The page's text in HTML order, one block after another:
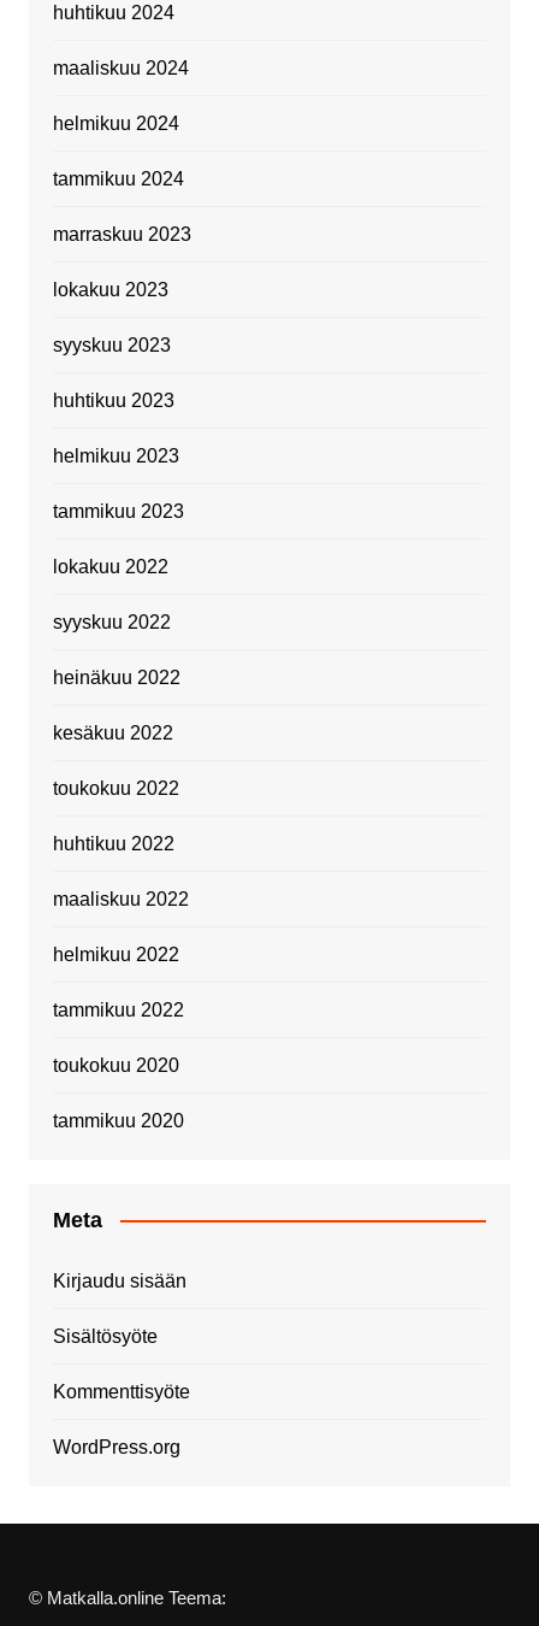
huhtikuu 2024
maaliskuu 2024
helmikuu 2024
tammikuu 2024
marraskuu 2023
lokakuu 2023
syyskuu 2023
huhtikuu 2023
helmikuu 2023
tammikuu 2023
lokakuu 2022
syyskuu 2022
heinäkuu 2022
kesäkuu 2022
toukokuu 2022
huhtikuu 2022
maaliskuu 2022
helmikuu 2022
tammikuu 2022
toukokuu 2020
tammikuu 2020
Meta
Kirjaudu sisään
Sisältösyöte
Kommenttisyöte
WordPress.org
© Matkalla.online Teema: